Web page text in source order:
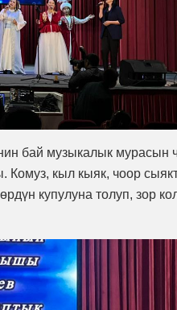
бай музыкалык мурасын
кыл кыяк, чоор
купулуна толуп, зор